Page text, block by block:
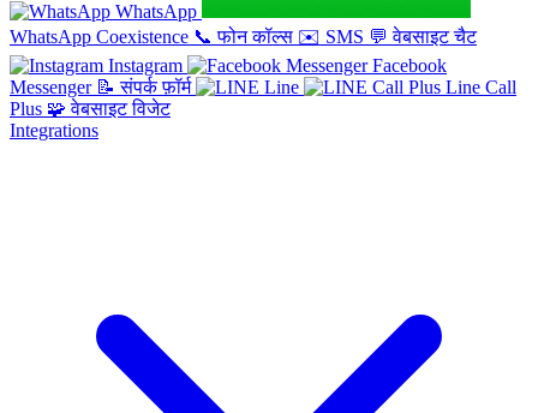
WhatsApp
WhatsApp Coexistence 📞 फोन कॉल्स ✉️ SMS 💬 वेबसाइट चैट
Instagram
Facebook
Messenger 📝 संपर्क फ़ॉर्म Line
Line Call
Plus 🧩 वेबसाइट विजेट
Integrations